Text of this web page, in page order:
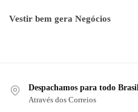
Vestir bem gera Negócios
Despachamos para todo Brasil
Através dos Correios